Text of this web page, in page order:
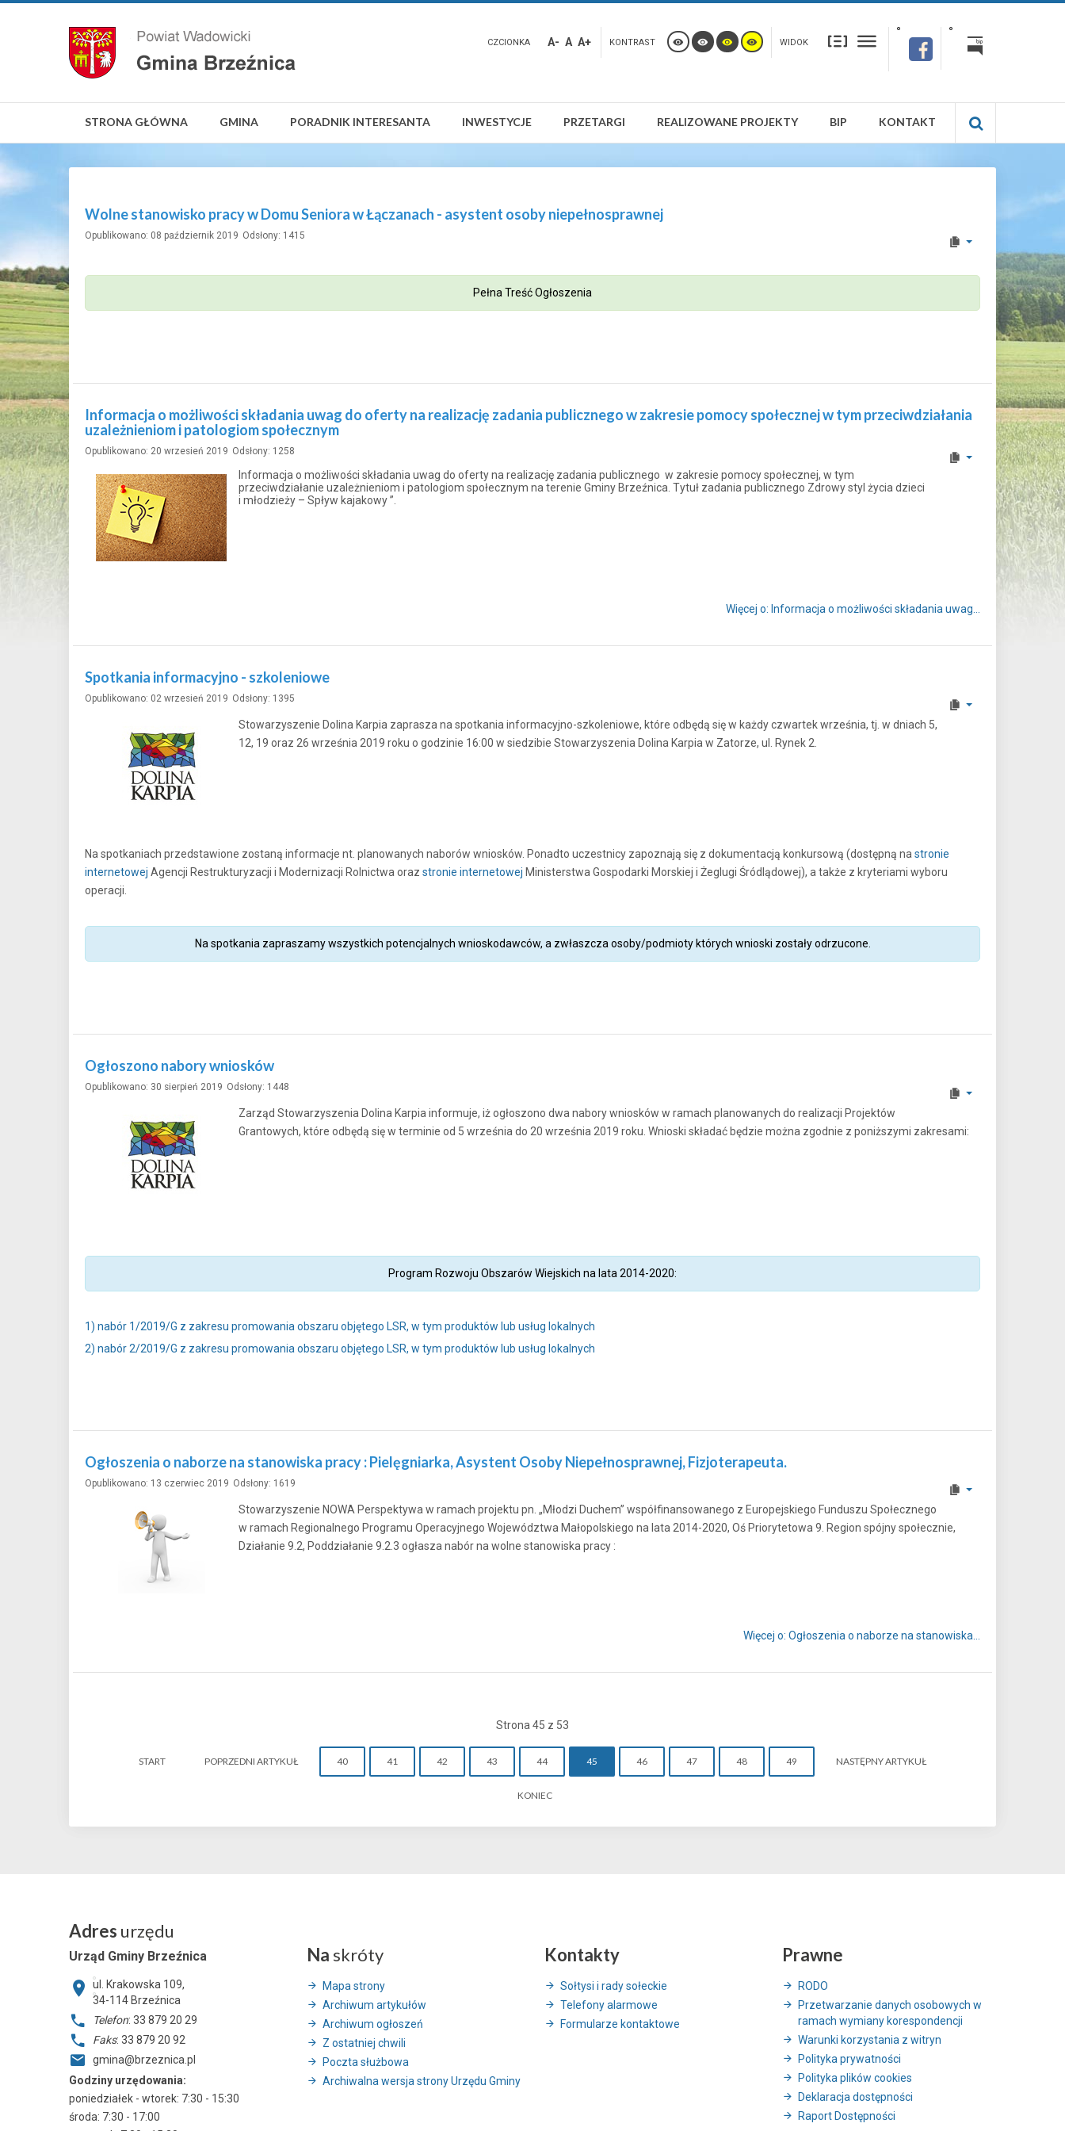
CZCIONKA A- A A+ KONTRAST WIDOK
STRONA GŁÓWNA GMINA PORADNIK INTERESANTA INWESTYCJE PRZETARGI REALIZOWANE PROJEKTY BIP KONTAKT
Wolne stanowisko pracy w Domu Seniora w Łączanach - asystent osoby niepełnosprawnej
Opublikowano: 08 październik 2019 Odsłony: 1415
Pełna Treść Ogłoszenia
Informacja o możliwości składania uwag do oferty na realizację zadania publicznego w zakresie pomocy społecznej w tym przeciwdziałania
uzależnieniom i patologiom społecznym
Opublikowano: 20 wrzesień 2019 Odsłony: 1258
Informacja o możliwości składania uwag do oferty na realizację zadania publicznego w zakresie pomocy społecznej, w tym
przeciwdziałanie uzależnieniom i patologiom społecznym na terenie Gminy Brzeźnica. Tytuł zadania publicznego Zdrowy styl życia dzieci
i młodzieży – Spływ kajakowy ”.
Więcej o: Informacja o możliwości składania uwag...
Spotkania informacyjno - szkoleniowe
Opublikowano: 02 wrzesień 2019 Odsłony: 1395
Stowarzyszenie Dolina Karpia zaprasza na spotkania informacyjno-szkoleniowe, które odbędą się w każdy czwartek września, tj. w dniach 5,
12, 19 oraz 26 września 2019 roku o godzinie 16:00 w siedzibie Stowarzyszenia Dolina Karpia w Zatorze, ul. Rynek 2.
Na spotkaniach przedstawione zostaną informacje nt. planowanych naborów wniosków. Ponadto uczestnicy zapoznają się z dokumentacją konkursową (dostępną na stronie
internetowej Agencji Restrukturyzacji i Modernizacji Rolnictwa oraz stronie internetowej Ministerstwa Gospodarki Morskiej i Żeglugi Śródlądowej), a także z kryteriami wyboru
operacji.
Na spotkania zapraszamy wszystkich potencjalnych wnioskodawców, a zwłaszcza osoby/podmioty których wnioski zostały odrzucone.
Ogłoszono nabory wniosków
Opublikowano: 30 sierpień 2019 Odsłony: 1448
Zarząd Stowarzyszenia Dolina Karpia informuje, iż ogłoszono dwa nabory wniosków w ramach planowanych do realizacji Projektów
Grantowych, które odbędą się w terminie od 5 września do 20 września 2019 roku. Wnioski składać będzie można zgodnie z poniższymi zakresami:
Program Rozwoju Obszarów Wiejskich na lata 2014-2020:
1) nabór 1/2019/G z zakresu promowania obszaru objętego LSR, w tym produktów lub usług lokalnych
2) nabór 2/2019/G z zakresu promowania obszaru objętego LSR, w tym produktów lub usług lokalnych
Ogłoszenia o naborze na stanowiska pracy : Pielęgniarka, Asystent Osoby Niepełnosprawnej, Fizjoterapeuta.
Opublikowano: 13 czerwiec 2019 Odsłony: 1619
Stowarzyszenie NOWA Perspektywa w ramach projektu pn. „Młodzi Duchem” współfinansowanego z Europejskiego Funduszu Społecznego
w ramach Regionalnego Programu Operacyjnego Województwa Małopolskiego na lata 2014-2020, Oś Priorytetowa 9. Region spójny społecznie,
Działanie 9.2, Poddziałanie 9.2.3 ogłasza nabór na wolne stanowiska pracy :
Więcej o: Ogłoszenia o naborze na stanowiska...
Strona 45 z 53
START POPRZEDNI ARTYKUŁ 40 41 42 43 44 45 46 47 48 49 NASTĘPNY ARTYKUŁ
KONIEC
Adres urzędu
Urząd Gminy Brzeźnica
ul. Krakowska 109,
34-114 Brzeźnica
Telefon: 33 879 20 29
Faks: 33 879 20 92
gmina@brzeznica.pl
Godziny urzędowania:
poniedziałek - wtorek: 7:30 - 15:30
środa: 7:30 - 17:00
Na skróty
Mapa strony
Archiwum artykułów
Archiwum ogłoszeń
Z ostatniej chwili
Poczta służbowa
Archiwalna wersja strony Urzędu Gminy
Kontakty
Sołtysi i rady sołeckie
Telefony alarmowe
Formularze kontaktowe
Prawne
RODO
Przetwarzanie danych osobowych w
ramach wymiany korespondencji
Warunki korzystania z witryn
Polityka prywatności
Polityka plików cookies
Deklaracja dostępności
Raport Dostępności